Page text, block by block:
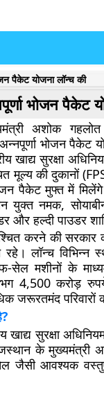
पैकेट योजना लॉन्च की
भोजन पैकेट
अशोक
भोजन
खाद्य सुरक्षा
मूल्य की दुकानों
पैकेट मुफ्त में
युक्त नमक,
और हल्दी पाउडर
करने की सरकार
लॉन्च विभिन्न
सेल मशीनों के
4,500 करोड़
जरूरतमंद परिवारों
खाद्य सुरक्षा
के मुख्यमंत्री
जैसी आवश्यक